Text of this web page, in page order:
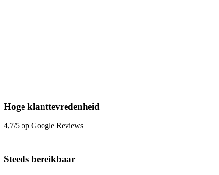
Hoge klanttevredenheid
4,7/5 op Google Reviews
Steeds bereikbaar